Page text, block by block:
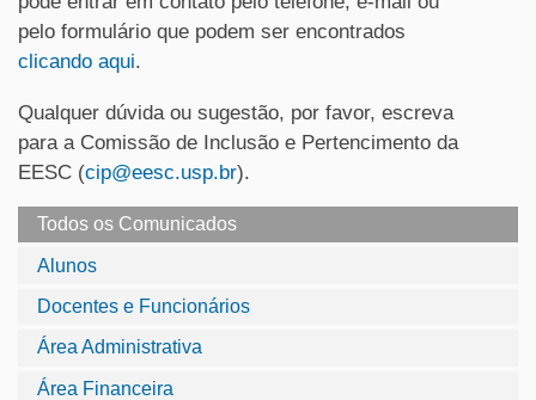
Todos os Comunicados
Alunos
Docentes e Funcionários
Área Administrativa
Área Financeira
pelo formulário que podem ser encontrados
clicando aqui.
Qualquer dúvida ou sugestão, por favor, escreva
para a Comissão de Inclusão e Pertencimento da
EESC (cip@eesc.usp.br).